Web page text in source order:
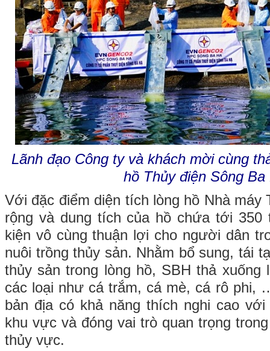
Lãnh đạo Công ty và khách mời cùng
hồ Thủy điện Sông Ba
Với đặc điểm diện tích lòng hồ Nhà máy
rộng và dung tích của hồ chứa tới 350
kiện vô cùng thuận lợi cho người dân
nuôi trồng thủy sản. Nhằm bổ sung, tái
thủy sản trong lòng hồ, SBH thả xuống
các loại như cá trắm, cá mè, cá rô phi,
bản địa có khả năng thích nghi cao
khu vực và đóng vai trò quan trọng
thủy vực.